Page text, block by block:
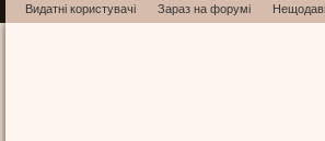
Видатні користувачі Зараз на форумі